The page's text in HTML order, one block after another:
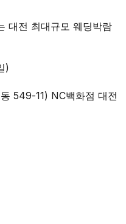
대전 최대규모 웨딩박람
)
549-11) NC백화점 대전